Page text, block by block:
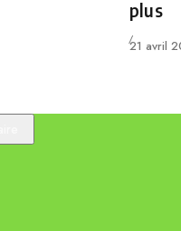
plus
Publié
21 avril